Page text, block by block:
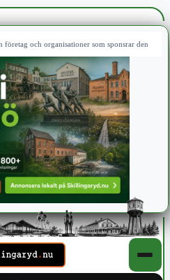
och organisationer som sponsrar den